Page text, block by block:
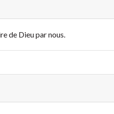
de Dieu par nous.